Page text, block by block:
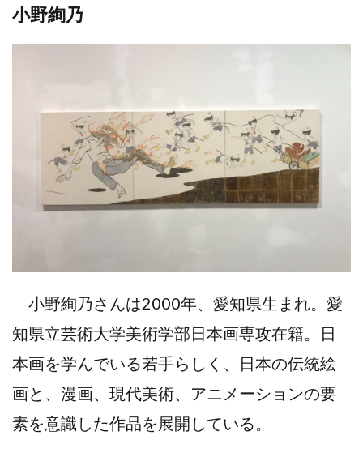
小野絢乃
小野絢乃さんは2000年、愛知県生まれ。愛
知県立芸術大学美術学部日本画専攻在籍。日
本画を学んでいる若手らしく、日本の伝統絵
画と、漫画、現代美術、アニメーションの要
素を意識した作品を展開している。